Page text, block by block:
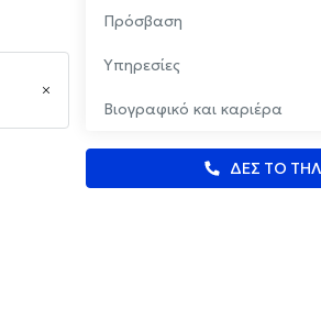
Πρόσβαση
Υπηρεσίες
Βιογραφικό και καριέρα
ΔΕΣ ΤΟ